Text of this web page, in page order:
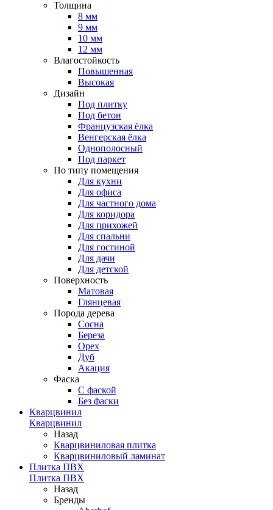
Толщина
8 мм
9 мм
10 мм
12 мм
Влагостойкость
Повышенная
Высокая
Дизайн
Под плитку
Под бетон
Французская ёлка
Венгерская ёлка
Однополосный
Под паркет
По типу помещения
Для кухни
Для офиса
Для частного дома
Для коридора
Для прихожей
Для спальни
Для гостиной
Для дачи
Для детской
Поверхность
Матовая
Глянцевая
Порода дерева
Сосна
Береза
Орех
Дуб
Акация
Фаска
С фаской
Без фаски
Кварцвинил
Кварцвинил
Назад
Кварцвиниловая плитка
Кварцвиниловый ламинат
Плитка ПВХ
Плитка ПВХ
Назад
Бренды